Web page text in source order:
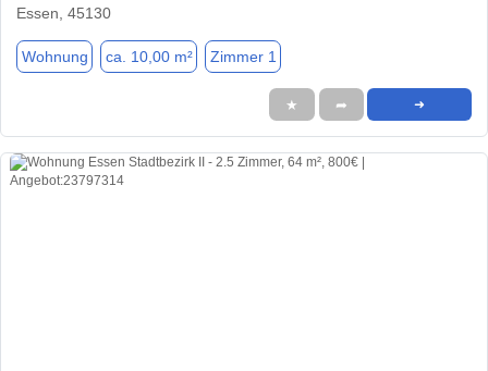
Essen, 45130
Wohnung ca. 10,00 m² Zimmer 1
★ ➦ ➜